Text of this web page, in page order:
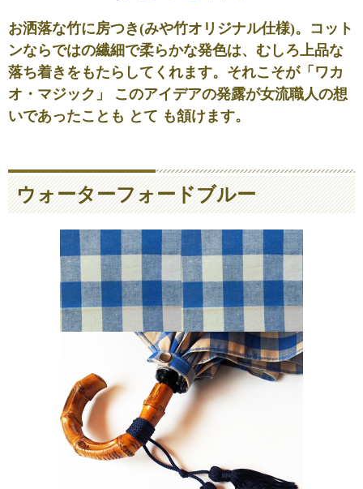
お洒落な竹に房つき(みや竹オリジナル仕様)。コット
ンならではの繊細で柔らかな発色は、むしろ上品な
落ち着きをもたらしてくれます。それこそが「ワカ
オ・マジック」 このアイデアの発露が女流職人の想
いであったことも とて も頷けます。
ウォーターフォードブルー